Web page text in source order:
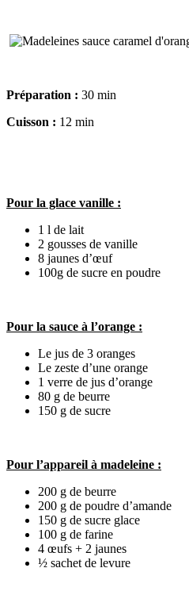
Préparation : 30 min
Cuisson : 12 min
Pour la glace vanille :
1 l de lait
2 gousses de vanille
8 jaunes d’œuf
100g de sucre en poudre
Pour la sauce à l’orange :
Le jus de 3 oranges
Le zeste d’une orange
1 verre de jus d’orange
80 g de beurre
150 g de sucre
Pour l’appareil à madeleine :
200 g de beurre
200 g de poudre d’amande
150 g de sucre glace
100 g de farine
4 œufs + 2 jaunes
½ sachet de levure